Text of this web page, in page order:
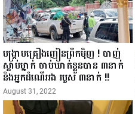
បង្ក្រាបគ្រឿងញៀនព្រឹកមុិញ ! បាញ់
ស្លាប់ម្នាក់ ចាប់ឃាត់ខ្លួនបាន ៣នាក់
និងអ្នកដំណើររង របួស ៣នាក់ !!
August 31, 2022